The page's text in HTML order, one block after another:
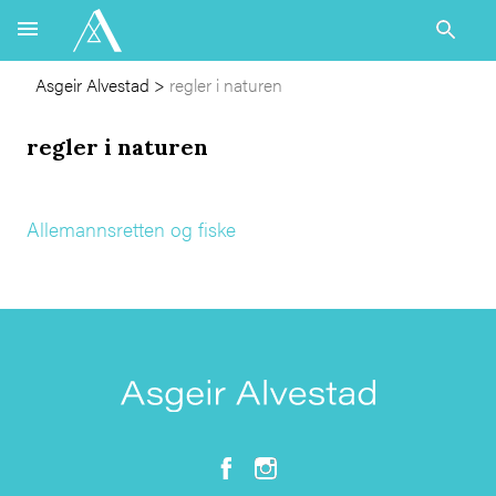
Asgeir Alvestad > regler i naturen
regler i naturen
Allemannsretten og fiske